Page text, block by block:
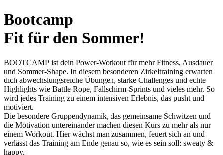
Bootcamp
Fit für den Sommer!
BOOTCAMP ist dein Power-Workout für mehr Fitness, Ausdauer
und Sommer-Shape. In diesem besonderen Zirkeltraining erwarten
dich abwechslungsreiche Übungen, starke Challenges und echte
Highlights wie Battle Rope, Fallschirm-Sprints und vieles mehr. So
wird jedes Training zu einem intensiven Erlebnis, das pusht und
motiviert.
Die besondere Gruppendynamik, das gemeinsame Schwitzen und
die Motivation untereinander machen diesen Kurs zu mehr als nur
einem Workout. Hier wächst man zusammen, feuert sich an und
verlässt das Training am Ende genau so, wie es sein soll: sweaty &
happy.